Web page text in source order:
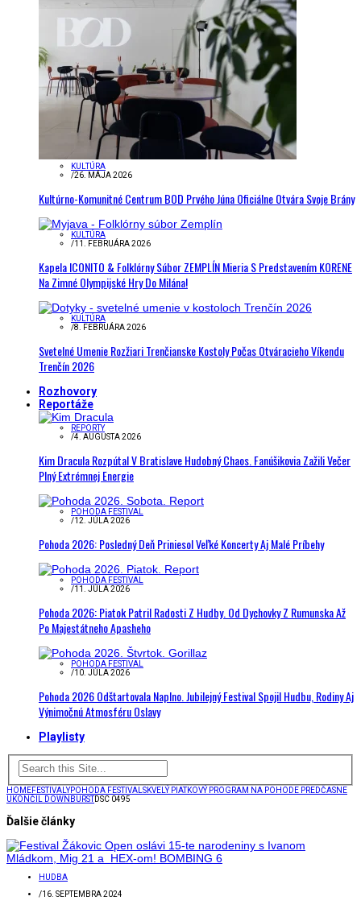
KULTÚRA
/26. MÁJA 2026
Kultúrno-Komunitné Centrum BOD Prvého Júna Oficiálne Otvára Svoje Brány
KULTÚRA
/11. FEBRUÁRA 2026
Kapela ICONITO & Folklórny Súbor ZEMPLÍN Mieria S Predstavením KORENE
Na Zimné Olympijské Hry Do Milána!
KULTÚRA
/8. FEBRUÁRA 2026
Svetelné Umenie Rozžiari Trenčianske Kostoly Počas Otváracieho Víkendu
Trenčín 2026
Rozhovory
Reportáže
REPORTY
/4. AUGUSTA 2026
Kim Dracula Rozpútal V Bratislave Hudobný Chaos. Fanúšikovia Zažili Večer
Plný Extrémnej Energie
POHODA FESTIVAL
/12. JÚLA 2026
Pohoda 2026: Posledný Deň Priniesol Veľké Koncerty Aj Malé Príbehy
POHODA FESTIVAL
/11. JÚLA 2026
Pohoda 2026: Piatok Patril Radosti Z Hudby. Od Dychovky Z Rumunska Až
Po Majestátneho Apasheho
POHODA FESTIVAL
/10. JÚLA 2026
Pohoda 2026 Odštartovala Naplno. Jubilejný Festival Spojil Hudbu, Rodiny Aj
Výnimočnú Atmosféru Oslavy
Playlisty
HOMEFESTIVALYPOHODA FESTIVAL SKVELÝ PIATKOVÝ PROGRAM NA POHODE PREDČASNE
UKONČIL DOWNBURSTDSC 0495
Ďalšie články
HUDBA
/16. SEPTEMBRA 2024